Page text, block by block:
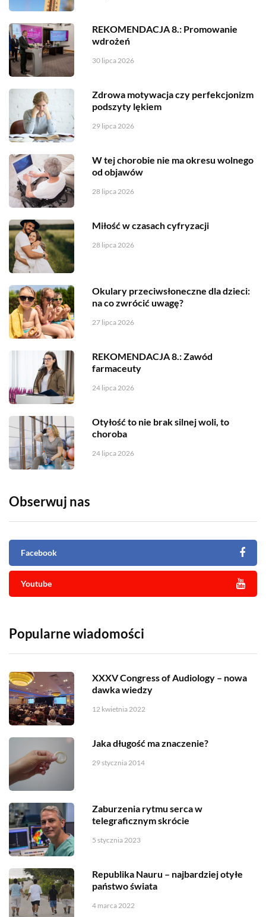
REKOMENDACJA 8.: Promowanie
wdrożeń
30 lipca 2026
Zdrowa motywacja czy perfekcjonizm
podszyty lękiem
29 lipca 2026
W tej chorobie nie ma okresu wolnego
od objawów
28 lipca 2026
Miłość w czasach cyfryzacji
28 lipca 2026
Okulary przeciwsłoneczne dla dzieci:
na co zwrócić uwagę?
27 lipca 2026
REKOMENDACJA 8.: Zawód
farmaceuty
24 lipca 2026
Otyłość to nie brak silnej woli, to
choroba
24 lipca 2026
Obserwuj nas
Facebook
Youtube
Popularne wiadomości
XXXV Congress of Audiology – nowa
dawka wiedzy
12 kwietnia 2022
Jaka długość ma znaczenie?
29 stycznia 2014
Zaburzenia rytmu serca w
telegraficznym skrócie
5 stycznia 2023
Republika Nauru – najbardziej otyłe
państwo świata
4 marca 2022